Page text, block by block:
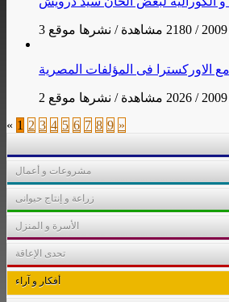
/ 2180 مشاهدة /
مع الاوركسترا فى المؤلفات المصرية
/ 2026 مشاهدة /
« 1 2 3 4 5 6 7 8 9 »
مشروعات و أعمال
زراعة و إنتاج حيوانى
الأسرة و المنزل
تحدى الإعاقة
أفكار و آراء